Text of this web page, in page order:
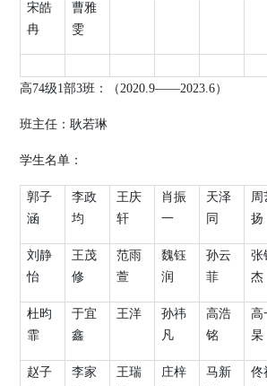
宋皓
冉
曹雅
雯
高74级1部3班：（2020.9——2023.6）
班主任：耿若琳
学生名单：
郭子
涵
李政
均
王庆
轩
肖振
一
天泽
同
周
扬
刘静
怡
王茂
修
范雨
萱
魏钰
润
孙云
菲
张
杰
杜昀
霏
于宜
鑫
王洋
孙祎
凡
高浩
铭
高
杲
赵子
李家
王瑞
庄梓
马新
佟